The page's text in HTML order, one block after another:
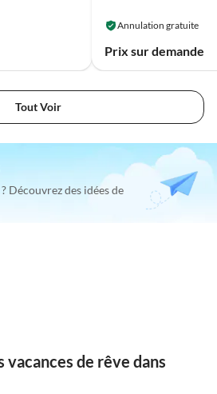
Annulation gratuite
Prix sur demande
Tout Voir
Découvrez des idées de
vacances de rêve dans